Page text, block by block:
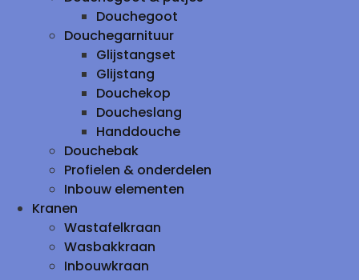
Douchegoot
Douchegarnituur
Glijstangset
Glijstang
Douchekop
Doucheslang
Handdouche
Douchebak
Profielen & onderdelen
Inbouw elementen
Kranen
Wastafelkraan
Wasbakkraan
Inbouwkraan